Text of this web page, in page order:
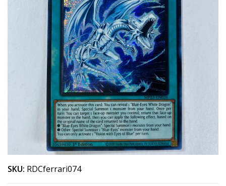
SKU: RDCferrari074